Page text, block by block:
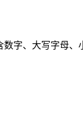
数字、大写字母、